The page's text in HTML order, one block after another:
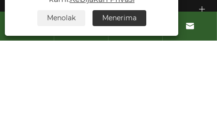
Tentang Kami
Produk
 
Menolak Menerima